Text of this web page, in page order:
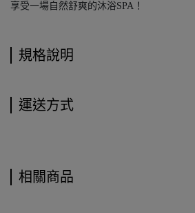
享受一場自然舒爽的沐浴SPA！
規格說明
運送方式
相關商品